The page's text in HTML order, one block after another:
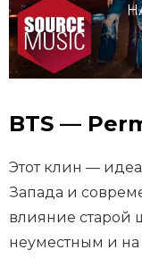
BTS —
Этот клин —
Запада и
влияние старой
неуместным и